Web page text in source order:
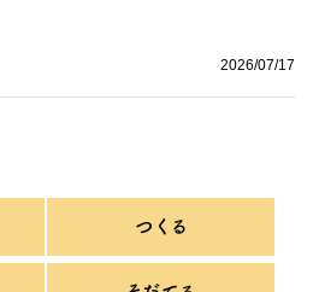
2026/07/17